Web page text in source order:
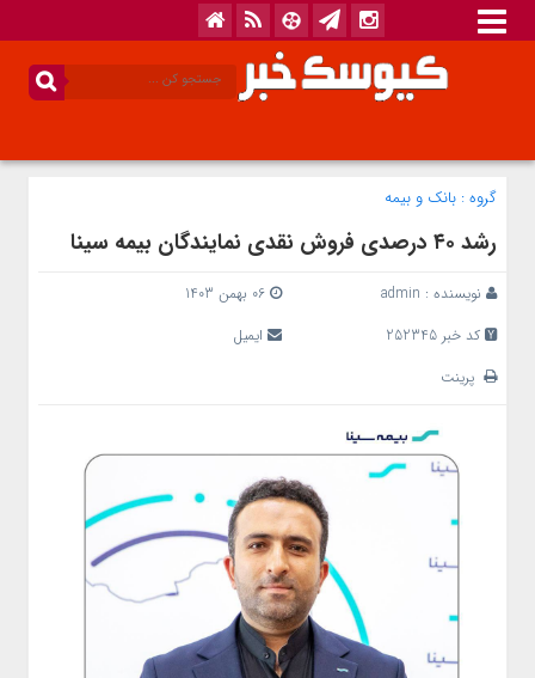
گروه : بانک‌ و بیمه
رشد ۴۰ درصدی فروش نقدی نمایندگان بیمه سینا
نویسنده : admin
06 بهمن 1403
کد خبر 252345
ایمیل
پرینت